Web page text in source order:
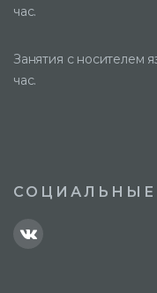
час.
Занятия с носителем
час.
СОЦИАЛЬНЫЕ